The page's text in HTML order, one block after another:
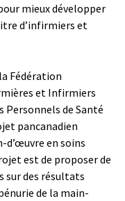
mieux développer
d’infirmiers et
Fédération
et Infirmiers
Personnels de Santé
pancanadien
d’œuvre en soins
est de proposer de
sur des résultats
de la main-